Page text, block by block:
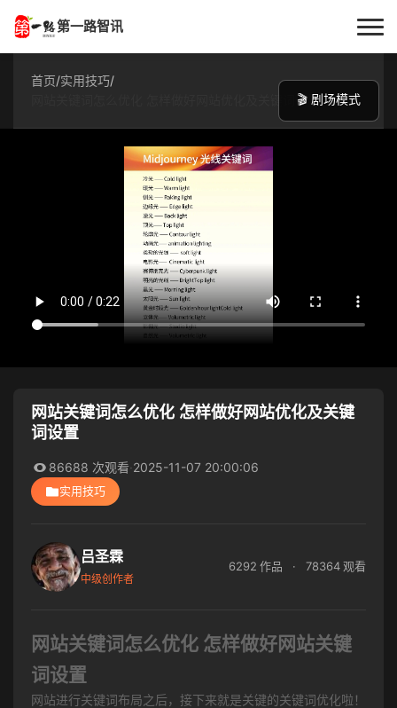
第一路智讯
首页
实用技巧
首页 /实用技巧/
网站关键词怎么优化 怎样做好网站优化及关键词设置
网站关键词怎么优化 怎样做好网站优化及关键
词设置
86688 次观看·2025-11-07 20:00:06
实用技巧
吕圣霖
中级创作者
6292 作品 · 78364 观看
网站关键词怎么优化 怎样做好网站关键
词设置
网站进行关键词布局之后，接下来就是关键的关键词优化啦！
🎬 剧场模式